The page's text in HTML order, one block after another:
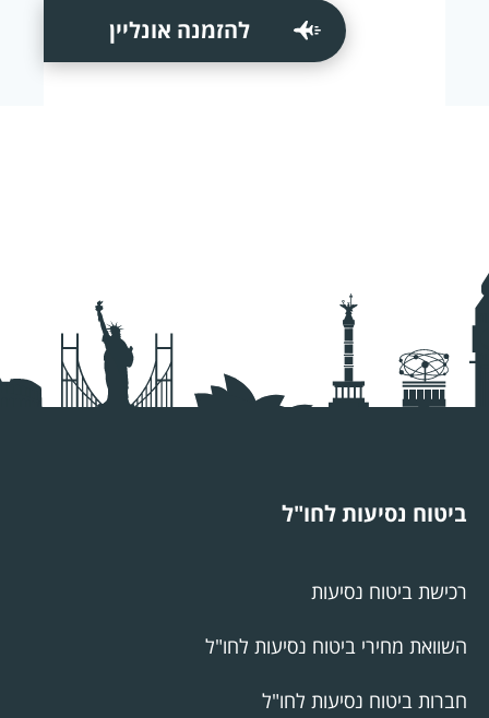
להזמנה אונליין
ביטוח נסיעות לחו"ל
רכישת ביטוח נסיעות
השוואת מחירי ביטוח נסיעות לחו"ל
חברות ביטוח נסיעות לחו"ל